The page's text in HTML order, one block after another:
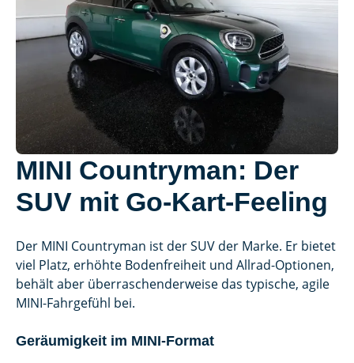
MINI Countryman: Der
SUV mit Go-Kart-Feeling
Der MINI Countryman ist der SUV der Marke. Er bietet
viel Platz, erhöhte Bodenfreiheit und Allrad-Optionen,
behält aber überraschenderweise das typische, agile
MINI-Fahrgefühl bei.
Geräumigkeit im MINI-Format